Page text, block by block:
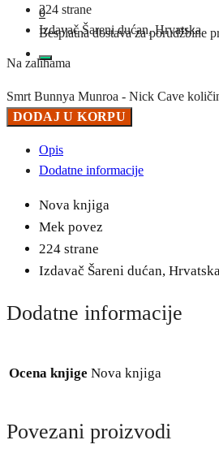
0
Besplatna dostava za porudžbine
224 strane
Izdavač Šareni dućan, Hrvatska
Na zalihama
Smrt Bunnya Munroa - Nick Cave
DODAJ U KORPU
Opis
Dodatne informacije
Nova knjiga
Mek povez
224 strane
Izdavač Šareni dućan, Hrvatska
Dodatne informacije
Ocena knjige Nova knjiga
Povezani proizvodi